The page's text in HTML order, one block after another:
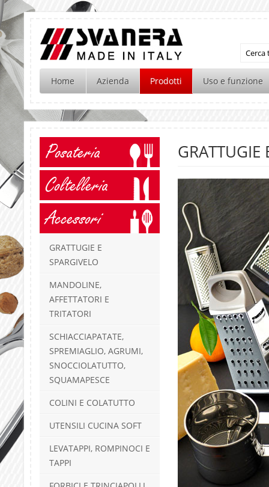
Home Azienda Prodotti Uso e funzione
Posateria
Coltelleria
Accessori
GRATTUGIE E
SPARGIVELO
MANDOLINE,
AFFETTATORI E
TRITATORI
SCHIACCIAPATATE,
SPREMIAGLIO, AGRUMI,
SNOCCIOLATUTTO,
SQUAMAPESCE
COLINI E COLATUTTO
UTENSILI CUCINA SOFT
LEVATAPPI, ROMPINOCI E
TAPPI
GRATTUGIE